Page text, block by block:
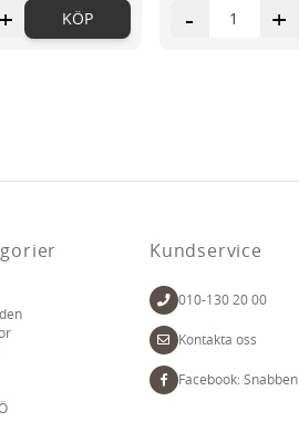
+ KÖP - +
Kundservice
010-130 20 00
Kontakta oss
Facebook: Snabben